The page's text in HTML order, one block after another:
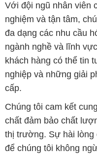
Với đội ngũ nhân viên
nghiệm và tận tâm,
đa dạng các nhu cầu
ngành nghề và lĩnh
khách hàng có thể tin
nghiệp và những giải
cấp.
Chúng tôi cam kết
chất đảm bảo chất
thị trường. Sự hài lòng
để chúng tôi không